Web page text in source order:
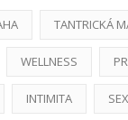
TANTRICKÁ
WELLNESS
INTIMITA